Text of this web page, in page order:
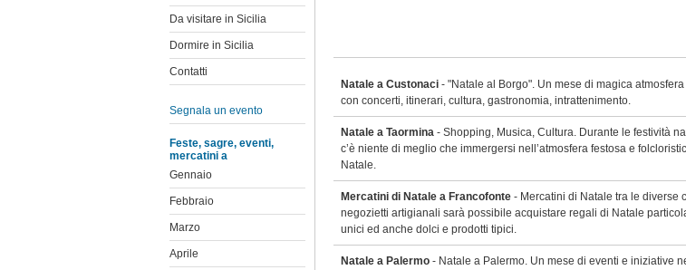
Natale a Custonaci - "Natale al Borgo". Un mese di magica
con concerti, itinerari, cultura, gastronomia, intrattenimento.
Natale a Taormina - Shopping, Musica, Cultura. Durante le festività
c’è niente di meglio che immergersi nell’atmosfera festosa e
Natale.
Mercatini di Natale a Francofonte - Mercatini di Natale tra le diverse
negozietti artigianali sarà possibile acquistare regali di Natale
unici ed anche dolci e prodotti tipici.
Natale a Palermo - Natale a Palermo. Un mese di eventi e iniziative
Da visitare in Sicilia
Dormire in Sicilia
Contatti
Segnala un evento
Feste, sagre, eventi,
mercatini a
Gennaio
Febbraio
Marzo
Aprile